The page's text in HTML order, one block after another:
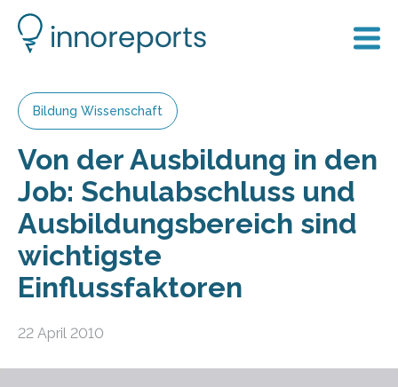
Bildung Wissenschaft
Von der Ausbildung in den
Job: Schulabschluss und
Ausbildungsbereich sind
wichtigste
Einflussfaktoren
22 April 2010